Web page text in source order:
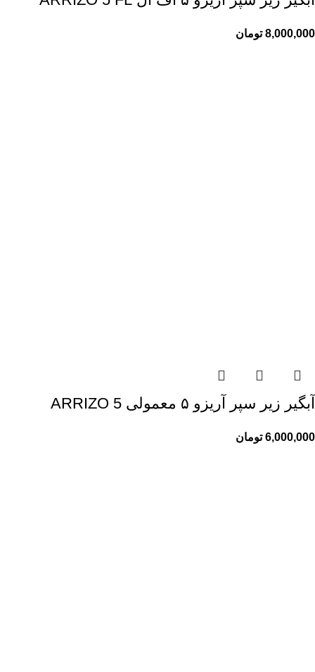
8,000,000 تومان
آبگیر زیر سپر آریزو ۵ معمولی ARRIZO 5
6,000,000 تومان